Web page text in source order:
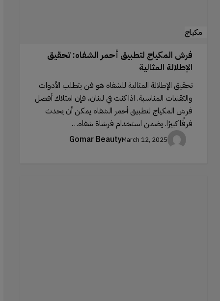
مكياج
فرش المكياج لتطبيق أحمر الشفاه: تحقيق
الإطلالة المثالية
تحقيق الإطلالة المثالية للشفاه هو فن يتطلب الأدوات
والتقنيات المناسبة. اذا كنت في لبنان، فإن امتلاك أفضل
فرش المكياج لتطبيق أحمر الشفاه يمكن أن يحدث
فرقًا كبيرًا. يضمن استخدام فرشاة شفاه…
Gomar BeautyMarch 12, 2025